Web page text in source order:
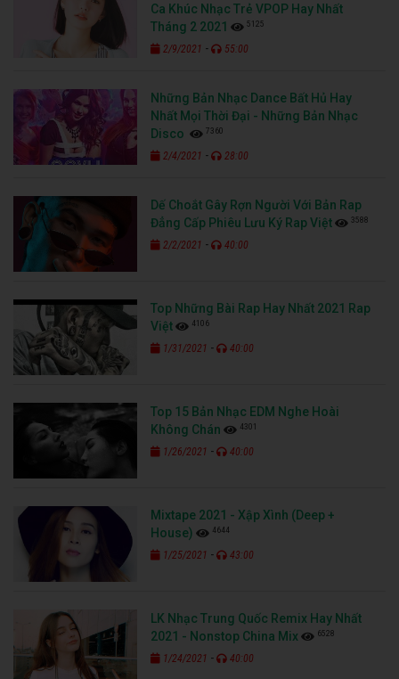
Ca Khúc Nhạc Trẻ VPOP Hay Nhất
Tháng 2 2021
5125
2/9/2021 - 55:00
Những Bản Nhạc Dance Bất Hủ Hay
Nhất Mọi Thời Đại - Những Bản Nhạc
Disco
7360
2/4/2021 - 28:00
Dế Choắt Gây Rợn Người Với Bản Rap
Đẳng Cấp Phiêu Lưu Ký Rap Việt
3588
2/2/2021 - 40:00
Top Những Bài Rap Hay Nhất 2021 Rap
Việt
4106
1/31/2021 - 40:00
Top 15 Bản Nhạc EDM Nghe Hoài
Không Chán
4301
1/26/2021 - 40:00
Mixtape 2021 - Xập Xình (Deep +
House)
4644
1/25/2021 - 43:00
LK Nhạc Trung Quốc Remix Hay Nhất
2021 - Nonstop China Mix
6528
1/24/2021 - 40:00